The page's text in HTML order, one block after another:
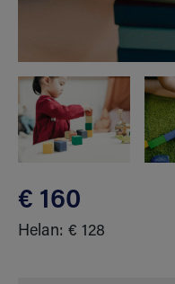
€ 160
Helan: € 128